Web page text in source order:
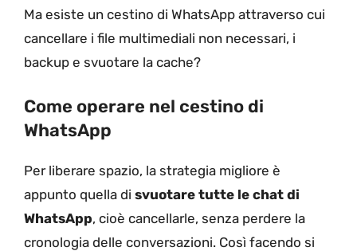
Ma esiste un cestino di WhatsApp attraverso cui
cancellare i file multimediali non necessari, i
backup e svuotare la cache?
Come operare nel cestino di
WhatsApp
Per liberare spazio, la strategia migliore è
appunto quella di svuotare tutte le chat di
WhatsApp, cioè cancellarle, senza perdere la
cronologia delle conversazioni. Così facendo si